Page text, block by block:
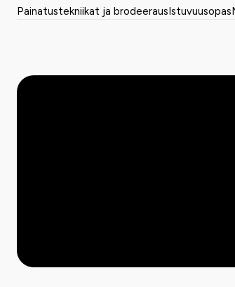
Painatustekniikat ja brodeerausIstuvuusopas